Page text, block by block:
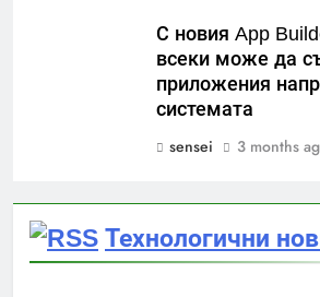
С новия App
всеки може да
приложения
системата
sensei
3 months
Технологични